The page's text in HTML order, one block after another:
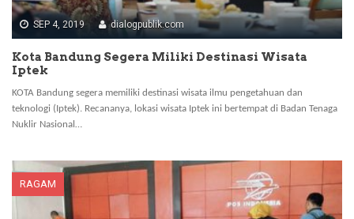
SEP 4, 2019 dialogpublik.com
Kota Bandung Segera Miliki Destinasi Wisata
Iptek
KOTA Bandung segera memiliki destinasi wisata ilmu pengetahuan dan
teknologi (Iptek). Recananya, lokasi wisata Iptek ini bertempat di Badan Tenaga
Nuklir Nasional…
RAGAM